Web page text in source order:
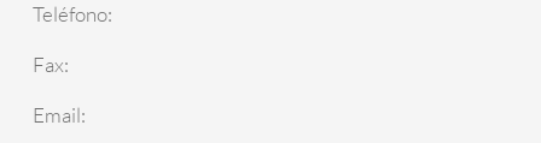
Teléfono:
Fax:
Email: